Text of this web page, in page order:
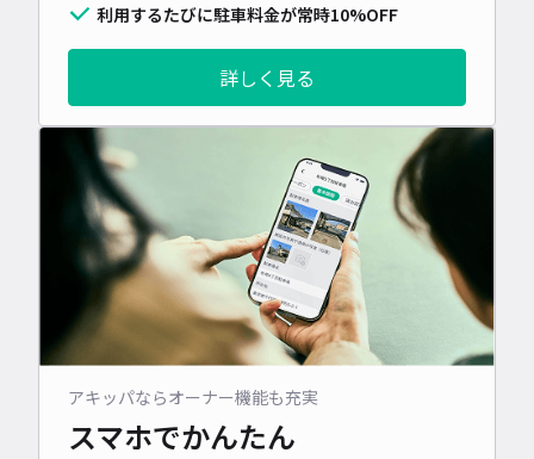
利用するたびに駐車料金が常時10%OFF
詳しく見る
アキッパならオーナー機能も充実
スマホでかんたん